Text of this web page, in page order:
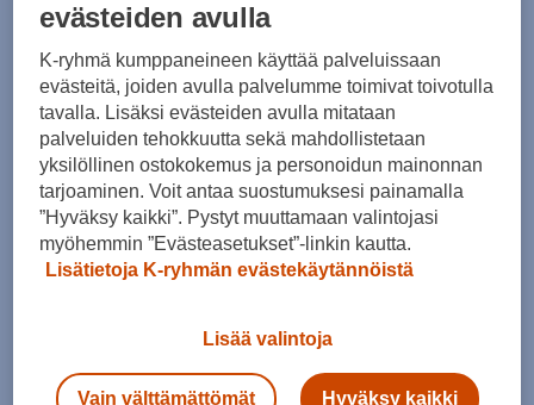
Björn Borg
Classic Sweatshirt M - collegepaita
(0)
59,90 €
Björn Borg
(0)
49,95 €
evästeiden avulla
K-ryhmä kumppaneineen käyttää palveluissaan
evästeitä, joiden avulla palvelumme toimivat toivotulla
tavalla. Lisäksi evästeiden avulla mitataan
palveluiden tehokkuutta sekä mahdollistetaan
yksilöllinen ostokokemus ja personoidun mainonnan
tarjoaminen. Voit antaa suostumuksesi painamalla
”Hyväksy kaikki”. Pystyt muuttamaan valintojasi
myöhemmin ”Evästeasetukset”-linkin kautta.
Lisätietoja K-ryhmän evästekäytännöistä
Lisää valintoja
Vain välttämättömät Hyväksy kaikki